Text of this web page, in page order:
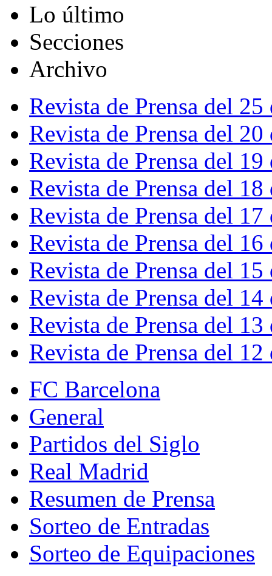
Lo último
Secciones
Archivo
Revista de Prensa del
Revista de Prensa del
Revista de Prensa del
Revista de Prensa del
Revista de Prensa del
Revista de Prensa del
Revista de Prensa del
Revista de Prensa del
Revista de Prensa del
Revista de Prensa del
FC Barcelona
General
Partidos del Siglo
Real Madrid
Resumen de Prensa
Sorteo de Entradas
Sorteo de Equipaciones